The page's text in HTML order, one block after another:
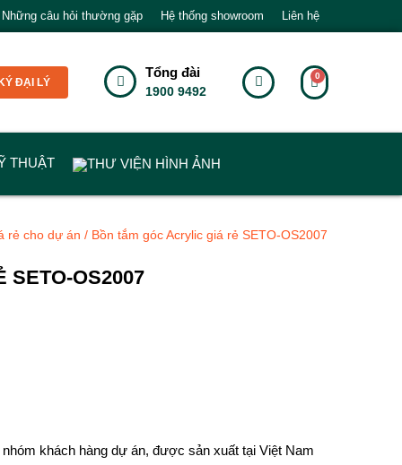
Những câu hỏi thường gặp Hệ thống showroom Liên hệ
ĐẠI LÝ
Tổng đài
1900 9492
THUẬT THƯ VIỆN HÌNH ẢNH
rẻ cho dự án / Bồn tắm góc Acrylic giá rẻ SETO-OS2007
SETO-OS2007
khách hàng dự án, được sản xuất tại Việt Nam